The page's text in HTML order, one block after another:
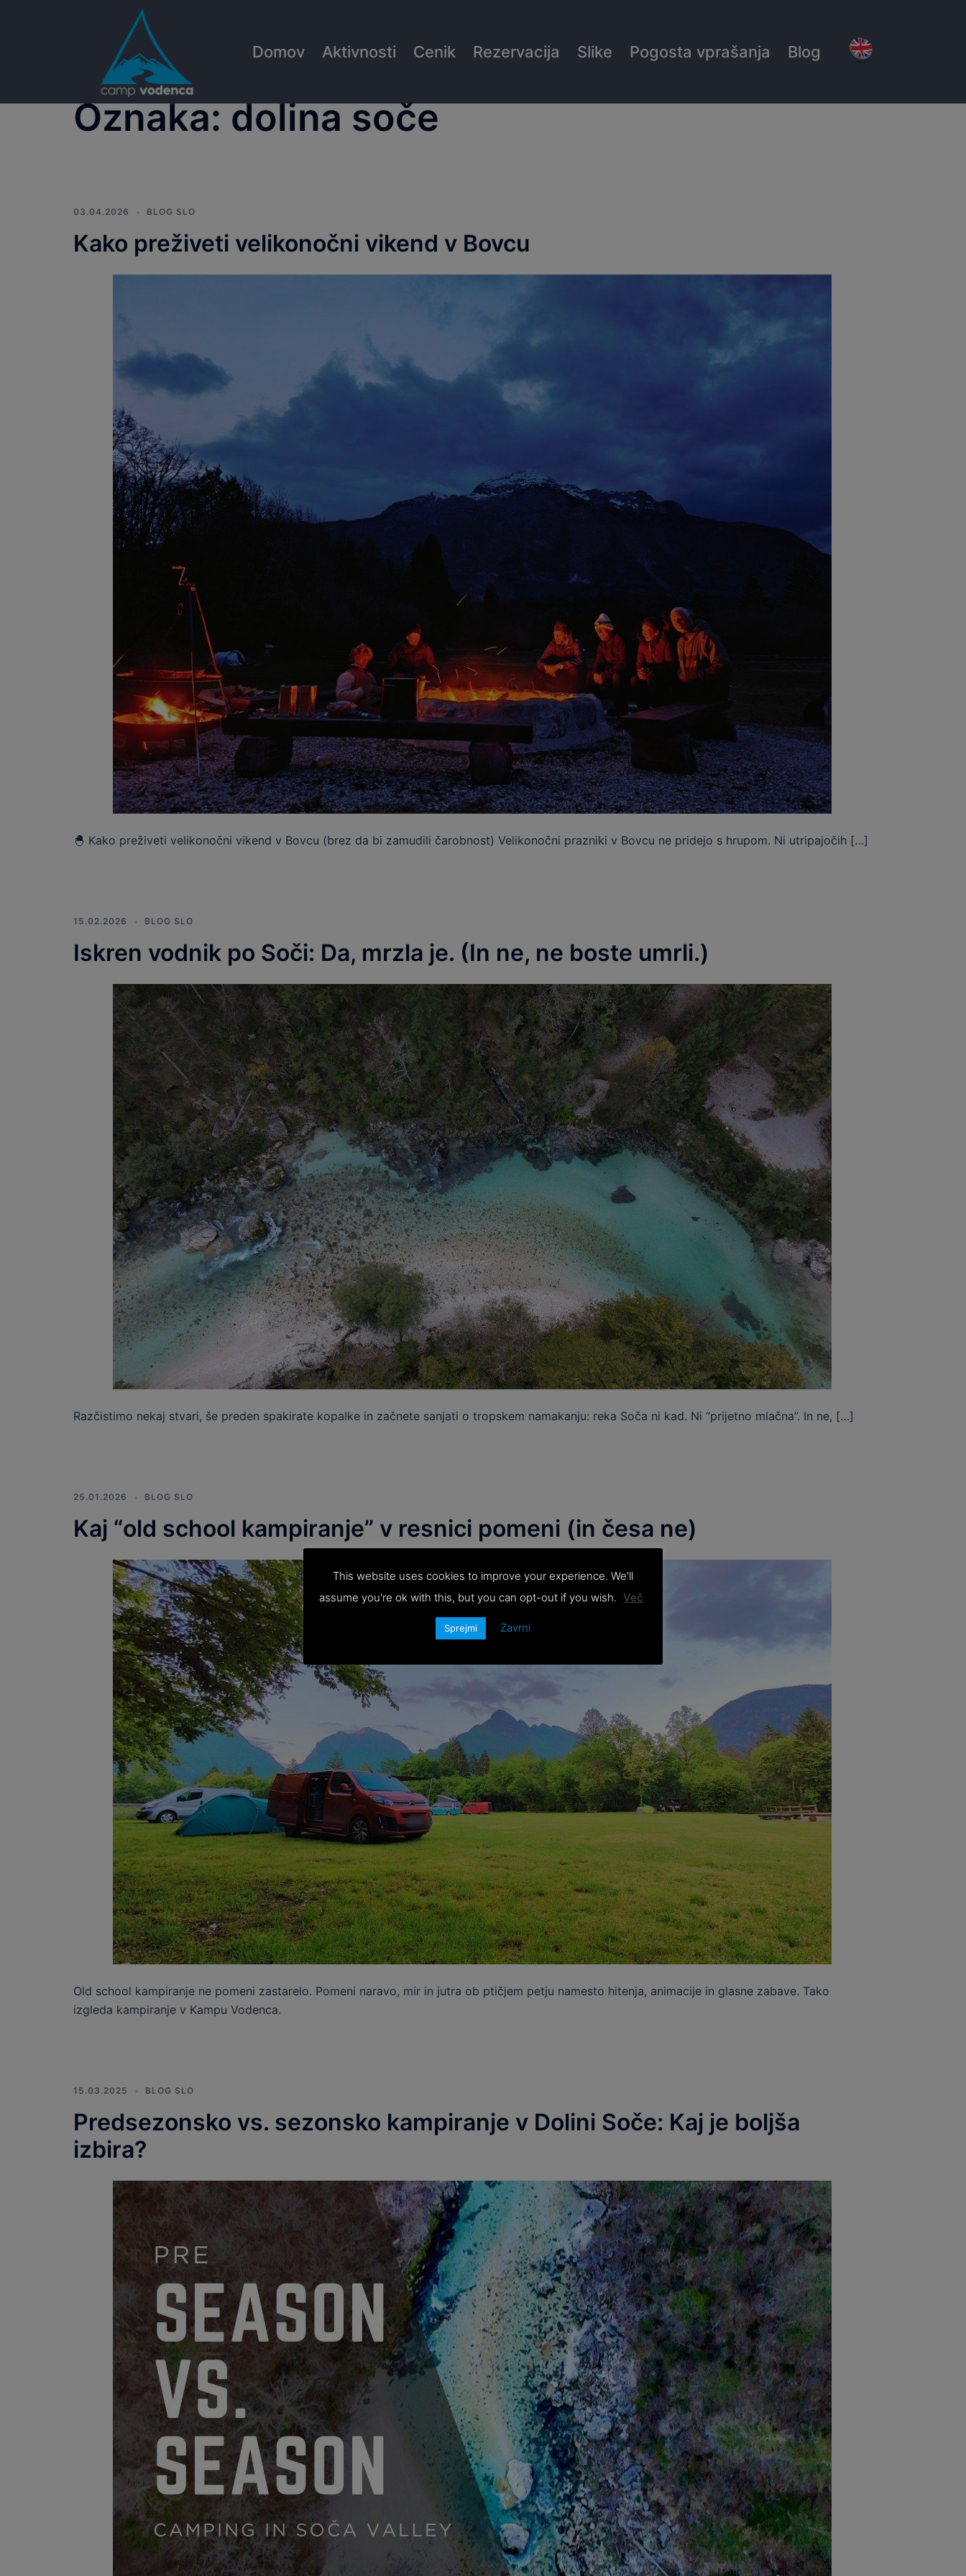
Domov Aktivnosti Cenik Rezervacija Slike Pogosta vprašanja Blog
Oznaka:dolina soče
03.04.2026 BLOG SLO
Kako preživeti velikonočni vikend v Bovcu
🐣 Kako preživeti velikonočni vikend v Bovcu (brez da bi zamudili čarobnost) Velikonočni prazniki v Bovcu ne pridejo s hrupom. Ni utripajočih […]
15.02.2026 BLOG SLO
Iskren vodnik po Soči: Da, mrzla je. (In ne, ne boste umrli.)
Razčistimo nekaj stvari, še preden spakirate kopalke in začnete sanjati o tropskem namakanju: reka Soča ni kad. Ni “prijetno mlačna”. In ne, […]
25.01.2026 BLOG SLO
Kaj “old school kampiranje” v resnici pomeni (in česa ne)
Old school kampiranje ne pomeni zastarelo. Pomeni naravo, mir in jutra ob ptičjem petju namesto hitenja, animacije in glasne zabave. Tako
izgleda kampiranje v Kampu Vodenca.
15.03.2025 BLOG SLO
Predsezonsko vs. sezonsko kampiranje v Dolini Soče: Kaj je boljša
izbira?
This website uses cookies to improve your experience. We'll
assume you're ok with this, but you can opt-out if you wish. Več
Sprejmi Zavrni